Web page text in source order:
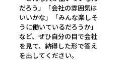
だろう」「会社の雰囲気は
いいかな」「みんな楽しそ
うに働いているだろうか」
など、ぜひ自分の目で会社
を見て、納得した形で答え
を出してください。